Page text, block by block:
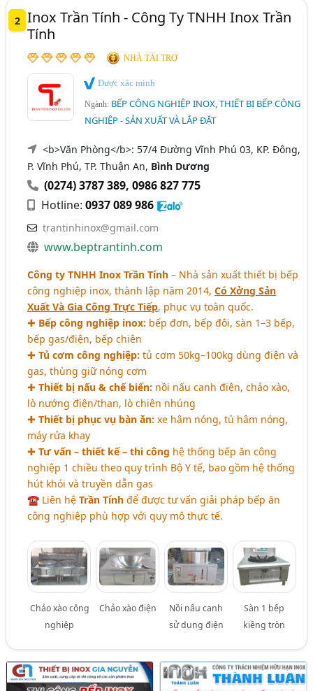
2 Inox Trần Tính - Công Ty TNHH Inox Trần
Tính
NHÀ TÀI TRỢ
Được xác minh
Ngành: BẾP CÔNG NGHIỆP INOX, THIẾT BỊ BẾP CÔNG
NGHIỆP - SẢN XUẤT VÀ LẮP ĐẶT
<b>Văn Phòng</b>: 57/4 Đường Vĩnh Phú 03, KP. Đông,
P. Vĩnh Phú, TP. Thuận An, Bình Dương
(0274) 3787 389,0986 827 775
Hotline:0937 089 986
trantinhinox@gmail.com
www.beptrantinh.com
Công ty TNHH Inox Trần Tính – Nhà sản xuất thiết bị bếp
công nghiệp inox, thành lập năm 2014,Có Xởng Sản
Xuất Và Gia Công Trực Tiếp, phục vụ toàn quốc.
✚ Bếp công nghiệp inox: bếp đơn, bếp đôi, sàn 1–3 bếp,
bếp gas/điện, bếp chiên
✚Tủ cơm công nghiệp: tủ cơm 50kg–100kg dùng điện và
gas, thùng giữ nóng cơm
✚Thiết bị nấu & chế biến: nồi nấu canh điện, chảo xào,
lò nướng điện/than, lò chiên nhúng
✚Thiết bị phục vụ bàn ăn: xe hâm nóng, tủ hâm nóng,
máy rửa khay
✚Tư vấn – thiết kế – thi công hệ thống bếp ăn công
nghiệp 1 chiều theo quy trình Bộ Y tế, bao gồm hệ thống
hút khói và truyền dẫn gas
☎ Liên hệTrần Tính để được tư vấn giải pháp bếp ăn
công nghiệp phù hợp với quy mô thực tế.
Chảo xào công
nghiệp
Chảo xào điện
Nồi nấu canh
sử dụng điện
Sàn 1 bếp
kiềng tròn